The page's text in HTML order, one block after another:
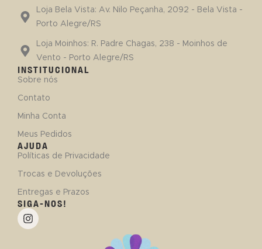
Loja Bela Vista: Av. Nilo Peçanha, 2092 - Bela Vista -
Porto Alegre/RS
Loja Moinhos: R. Padre Chagas, 238 - Moinhos de
Vento - Porto Alegre/RS
INSTITUCIONAL
Sobre nós
Contato
Minha Conta
Meus Pedidos
AJUDA
Políticas de Privacidade
Trocas e Devoluções
Entregas e Prazos
SIGA-NOS!